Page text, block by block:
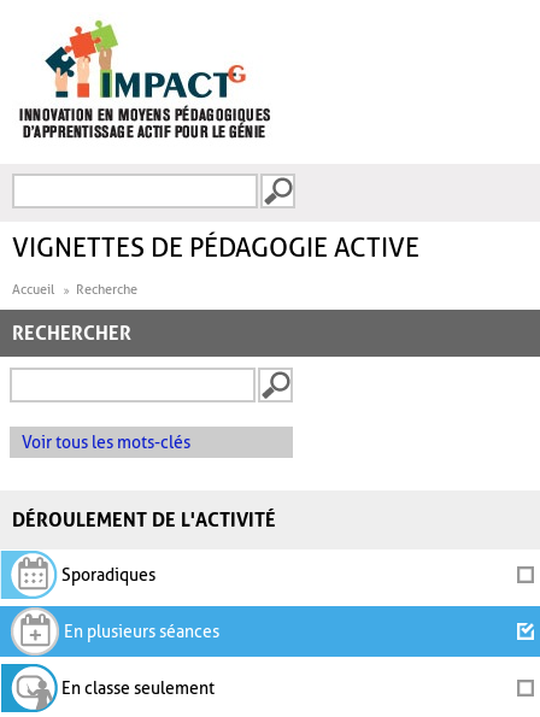
FORMULAIRE DE
VIGNETTES DE PÉDAGOGIE ACTIVE
Accueil Recherche
RECHERCHER
Voir tous les mots-clés
DÉROULEMENT DE L'ACTIVITÉ
Sporadiques
En plusieurs séances
En classe seulement